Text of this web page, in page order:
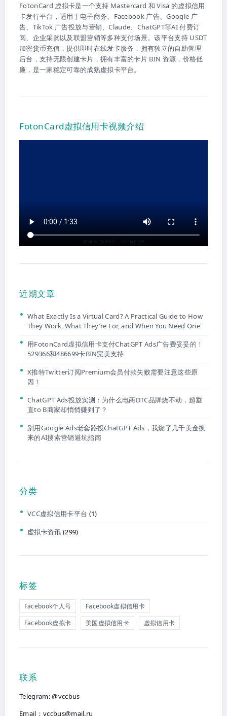
FotonCard 虚拟卡是一个支持 Mastercard 和 Visa 的虚拟信用
卡发行平台，适用于电子商务、Facebook 广告、Google 广
告、TikTok 广告投放与营销、Claude、ChatGPT等AI 付费订
阅、企业采购以及联盟营销等多种支付场景。该平台支持 USDT
加密货币充值，提供即时在线发卡服务，拥有独立的自助管理
后台，支持无限创建卡片，拥有丰富的卡片 BIN 资源，价格低
廉，是一家稳定可靠的成熟虚拟卡平台。
FotonCard虚拟信用卡视频介绍
近期文章
What Exactly Is a Virtual Card? A Practical Guide to How
They Work, What They’re For, and When You Need One
用FotonCard虚拟信用卡支付ChatGPT Ads广告费妥妥的！
529366和486699卡BIN完美支持
X推特Twitter订阅Premium会员付款失败需要注意这些原
因！
ChatGPT Ads投放实测：为什么电商DTC品牌烧不动，超垂
直to B商家却悄悄赚到了？
别用Google Ads老套路投ChatGPT Ads，我烧了几千美金换
来的AI搜索营销避坑指南
分类
VCC虚拟信用卡平台 (1)
虚拟卡资讯 (299)
标签
Facebook个人号
Facebook虚拟信用卡
Facebook虚拟卡
美国虚拟信用卡 虚拟信用卡
联系
Telegram: @vccbus
Email： vccbus@mail.ru